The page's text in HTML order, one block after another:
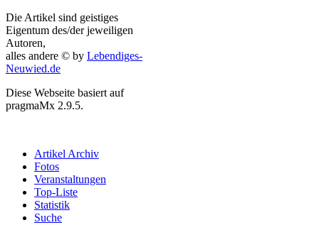
Die Artikel sind geistiges
Eigentum des/der jeweiligen
Autoren,
alles andere © by Lebendiges-
Neuwied.de
Diese Webseite basiert auf
pragmaMx 2.9.5.
Artikel Archiv
Fotos
Veranstaltungen
Top-Liste
Statistik
Suche